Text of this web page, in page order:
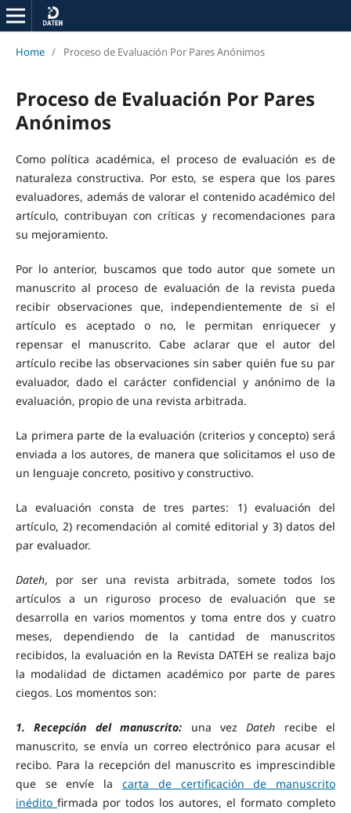
Home / Proceso de Evaluación Por Pares Anónimos
Proceso de Evaluación Por Pares
Anónimos
Como política académica, el proceso de evaluación es de
naturaleza constructiva. Por esto, se espera que los pares
evaluadores, además de valorar el contenido académico del
artículo, contribuyan con críticas y recomendaciones para
su mejoramiento.
Por lo anterior, buscamos que todo autor que somete un
manuscrito al proceso de evaluación de la revista pueda
recibir observaciones que, independientemente de si el
artículo es aceptado o no, le permitan enriquecer y
repensar el manuscrito. Cabe aclarar que el autor del
artículo recibe las observaciones sin saber quién fue su par
evaluador, dado el carácter confidencial y anónimo de la
evaluación, propio de una revista arbitrada.
La primera parte de la evaluación (criterios y concepto) será
enviada a los autores, de manera que solicitamos el uso de
un lenguaje concreto, positivo y constructivo.
La evaluación consta de tres partes: 1) evaluación del
artículo, 2) recomendación al comité editorial y 3) datos del
par evaluador.
Dateh, por ser una revista arbitrada, somete todos los
artículos a un riguroso proceso de evaluación que se
desarrolla en varios momentos y toma entre dos y cuatro
meses, dependiendo de la cantidad de manuscritos
recibidos, la evaluación en la Revista DATEH se realiza bajo
la modalidad de dictamen académico por parte de pares
ciegos. Los momentos son:
1. Recepción del manuscrito: una vezDateh recibe el
manuscrito, se envía un correo electrónico para acusar el
recibo. Para la recepción del manuscrito es imprescindible
que se envíe la carta de certificación de manuscrito
inédito firmada por todos los autores, el formato completo